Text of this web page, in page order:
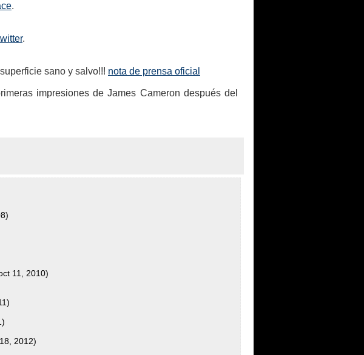
.
.
sano y salvo!!! nota de prensa oficial
impresiones de James Cameron después del
11, 2010)
2012)